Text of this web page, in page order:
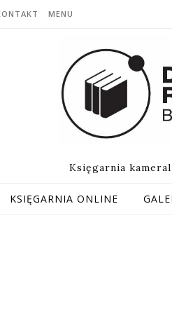
MENU
Księgarnia
KSIĘGARNIA ONLINE